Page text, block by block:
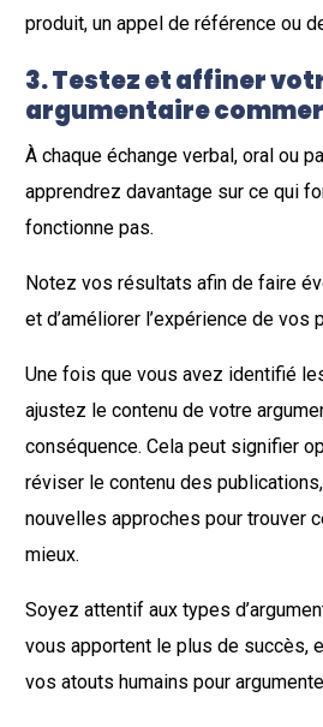
produit, un appel de référence ou
3. Testez et affiner
argumentaire
À chaque échange verbal, oral ou
apprendrez davantage sur ce qui
fonctionne pas.
Notez vos résultats afin de faire
et d’améliorer l’expérience de vos
Une fois que vous avez identifié
ajustez le contenu de votre
conséquence. Cela peut signifier
réviser le contenu des
nouvelles approches pour trouver
mieux.
Soyez attentif aux types
vous apportent le plus de succès,
vos atouts humains pour